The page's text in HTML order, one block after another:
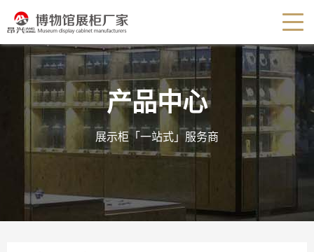
产品中心
展示柜「一站式」服务商